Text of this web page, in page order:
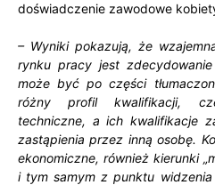
doświadczenie zawodowe
– Wyniki pokazują, że
rynku pracy jest
może być po części
różny profil kwalifikacji,
techniczne, a ich kwalifikacje
zastąpienia przez inną osobę.
ekonomiczne, również kierunki
i tym samym z punktu